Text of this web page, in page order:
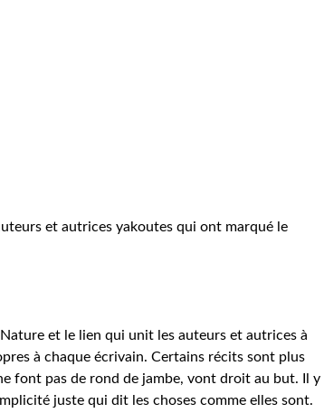
et autrices yakoutes qui ont marqué le
et le lien qui unit les auteurs et autrices à
à chaque écrivain. Certains récits sont plus
font pas de rond de jambe, vont droit au but. Il y
juste qui dit les choses comme elles sont.